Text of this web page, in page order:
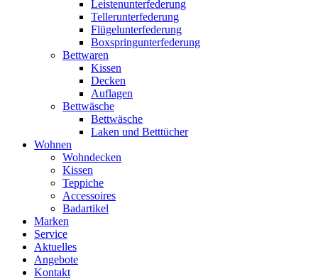
Leistenunterfederung
Tellerunterfederung
Flügelunterfederung
Boxspringunterfederung
Bettwaren
Kissen
Decken
Auflagen
Bettwäsche
Bettwäsche
Laken und Betttücher
Wohnen
Wohndecken
Kissen
Teppiche
Accessoires
Badartikel
Marken
Service
Aktuelles
Angebote
Kontakt